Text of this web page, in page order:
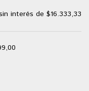
interés de $16.333,33